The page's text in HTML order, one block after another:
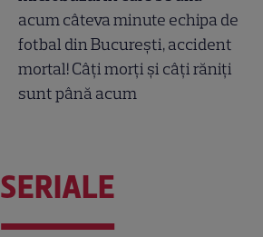
acum câteva minute echipa de
fotbal din București, accident
mortal! Câți morți și câți răniți
sunt până acum
SERIALE